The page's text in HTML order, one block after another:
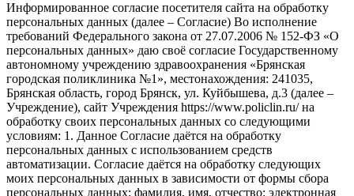
Информированное согласие посетителя сайта на обработку
персональных данных (далее – Согласие) Во исполнение
требований Федерального закона от 27.07.2006 № 152-ФЗ «О
персональных данных» даю своё согласие Государственному
автономному учреждению здравоохранения «Брянская
городская поликлиника №1», местонахождения: 241035,
Брянская область, город Брянск, ул. Куйбышева, д.3 (далее –
Учреждение), сайт Учреждения https://www.policlin.ru/ на
обработку своих персональных данных со следующими
условиям: 1. Данное Согласие даётся на обработку
персональных данных с использованием средств
автоматизации. Согласие даётся на обработку следующих
моих персональных данных в зависимости от формы сбора
персональных данных: фамилия, имя, отчество; электронная